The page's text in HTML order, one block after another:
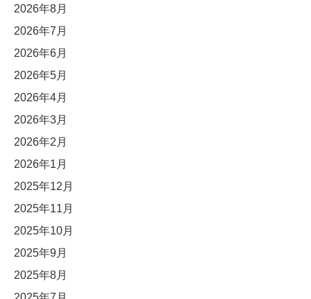
2026年8月
2026年7月
2026年6月
2026年5月
2026年4月
2026年3月
2026年2月
2026年1月
2025年12月
2025年11月
2025年10月
2025年9月
2025年8月